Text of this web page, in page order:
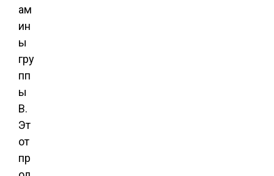
ам
ин
ы
гру
пп
ы
В.
Эт
от
пр